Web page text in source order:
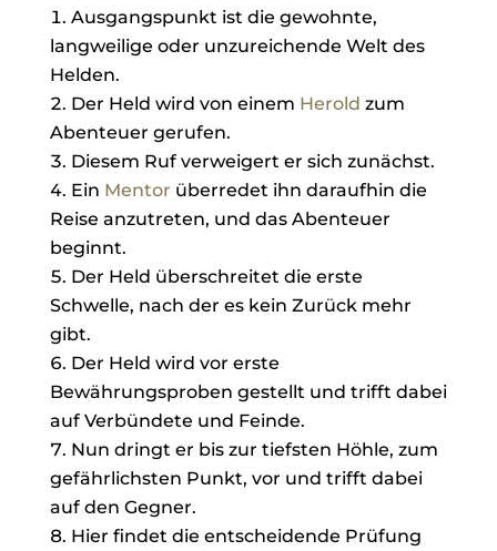
Ausgangspunkt ist die gewohnte,
langweilige oder unzureichende Welt des
Helden.
Der Held wird von einem Herold zum
Abenteuer gerufen.
Diesem Ruf verweigert er sich zunächst.
Ein Mentor überredet ihn daraufhin die
Reise anzutreten, und das Abenteuer
beginnt.
Der Held überschreitet die erste
Schwelle, nach der es kein Zurück mehr
gibt.
Der Held wird vor erste
Bewährungsproben gestellt und trifft dabei
auf Verbündete und Feinde.
Nun dringt er bis zur tiefsten Höhle, zum
gefährlichsten Punkt, vor und trifft dabei
auf den Gegner.
Hier findet die entscheidende Prüfung